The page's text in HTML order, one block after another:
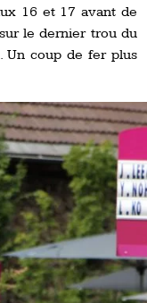
16 et 17 avant de
le dernier trou du
Un coup de fer plus